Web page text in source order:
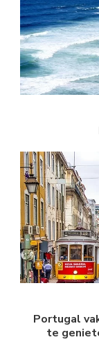
Portugal
te